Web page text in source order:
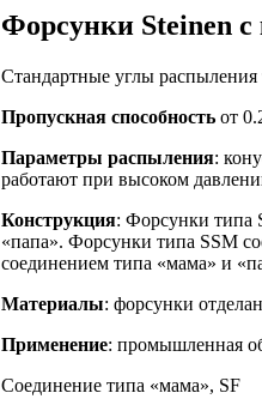
Форсунки Steinen
Стандартные углы распыления
Пропускная способность от
Параметры распыления:
работают при высоком
Конструкция: Форсунки типа
«папа». Форсунки типа SSM
соединением типа «мама» и
Материалы: форсунки
Применение: промышленная
Соединение типа «мама», SF